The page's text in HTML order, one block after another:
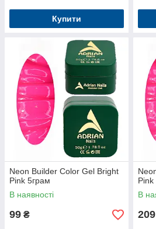
Купити
Neon Builder Color Gel Bright
Pink 5грам
В наявності
99 ₴
Pink
В
209